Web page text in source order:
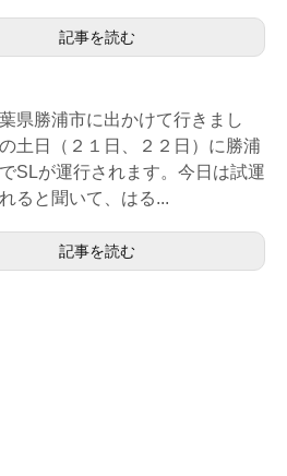
記事を読む
県勝浦市に出かけて行きまし
土日（２１日、２２日）に勝浦
SLが運行されます。今日は試運
ると聞いて、はる...
記事を読む